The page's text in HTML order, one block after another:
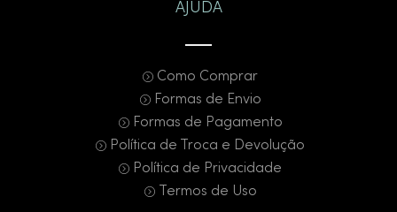
AJUDA
Como Comprar
Formas de Envio
Formas de Pagamento
Política de Troca e Devolução
Política de Privacidade
Termos de Uso